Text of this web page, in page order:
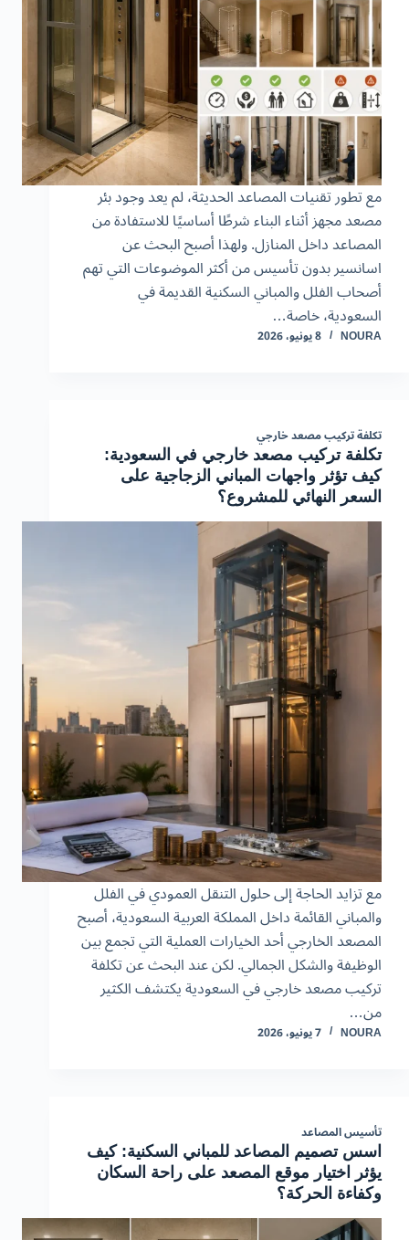
مع تطور تقنيات المصاعد الحديثة، لم يعد وجود بئر
مصعد مجهز أثناء البناء شرطًا أساسيًا للاستفادة من
المصاعد داخل المنازل. ولهذا أصبح البحث عن
اسانسير بدون تأسيس من أكثر الموضوعات التي تهم
أصحاب الفلل والمباني السكنية القديمة في
السعودية، خاصة…
NOURA 8 يونيو، 2026
تكلفة تركيب مصعد خارجي
تكلفة تركيب مصعد خارجي في السعودية:
كيف تؤثر واجهات المباني الزجاجية على
السعر النهائي للمشروع؟
مع تزايد الحاجة إلى حلول التنقل العمودي في الفلل
والمباني القائمة داخل المملكة العربية السعودية، أصبح
المصعد الخارجي أحد الخيارات العملية التي تجمع بين
الوظيفة والشكل الجمالي. لكن عند البحث عن تكلفة
تركيب مصعد خارجي في السعودية يكتشف الكثير
من…
NOURA 7 يونيو، 2026
تأسيس المصاعد
اسس تصميم المصاعد للمباني السكنية: كيف
يؤثر اختيار موقع المصعد على راحة السكان
وكفاءة الحركة؟